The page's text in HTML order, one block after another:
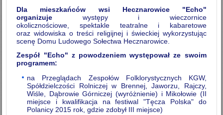
Dla mieszkańców wsi Hecznarowice "Echo"
organizuje występy i wieczornice
okolicznościowe, spektakle teatralne i kabaretowe
oraz widowiska o treści religijnej i świeckiej wykorzystując
scenę Domu Ludowego Sołectwa Hecznarowice.
Zespół "Echo" z powodzeniem występował ze swoim
programem:
na Przeglądach Zespołów Folklorystycznych KGW,
Spółdzielczości Rolniczej w Brennej, Jaworzu, Rajczy,
Wiśle, Dąbrowie Górniczej (wyróżnienie) i Mikołowie (II
miejsce i kwalifikacja na festiwal "Tęcza Polska" do
Polanicy 2015 rok, gdzie zdobył III miejsce)